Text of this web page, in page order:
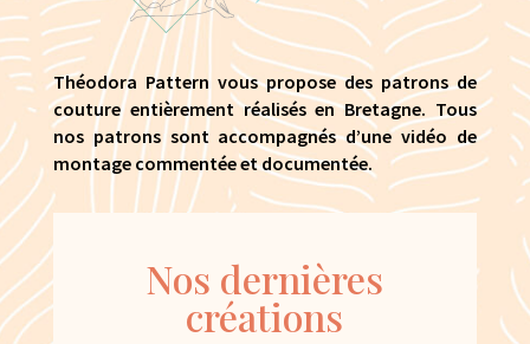
Théodora Pattern vous propose des patrons de
couture entièrement réalisés en Bretagne. Tous
nos patrons sont accompagnés d’une vidéo de
montage commentée et documentée.
Nos dernières
créations